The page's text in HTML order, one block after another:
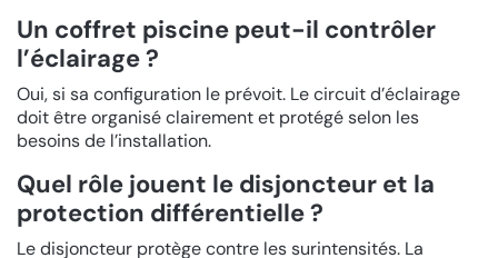
Un coffret piscine peut-il contrôler
l’éclairage ?
Oui, si sa configuration le prévoit. Le circuit d’éclairage
doit être organisé clairement et protégé selon les
besoins de l’installation.
Quel rôle jouent le disjoncteur et la
protection différentielle ?
Le disjoncteur protège contre les surintensités. La